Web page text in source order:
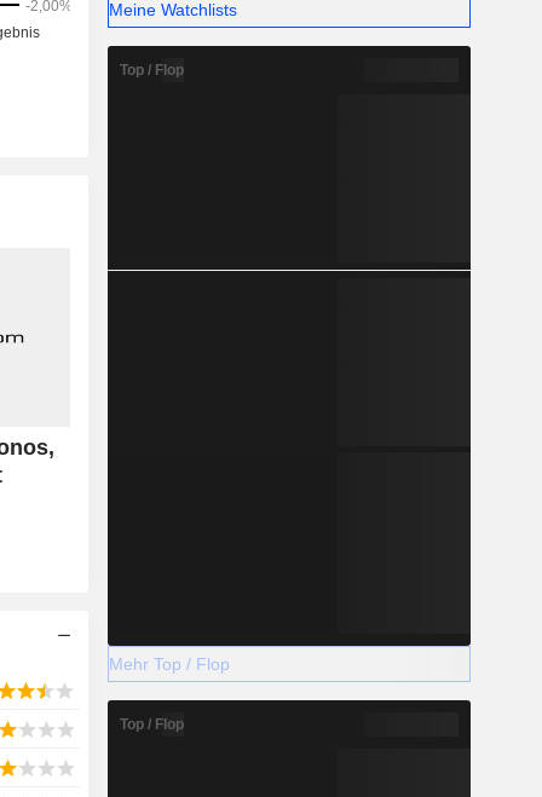
Meine Watchlists
Top / Flop
Mehr Top / Flop
Top / Flop